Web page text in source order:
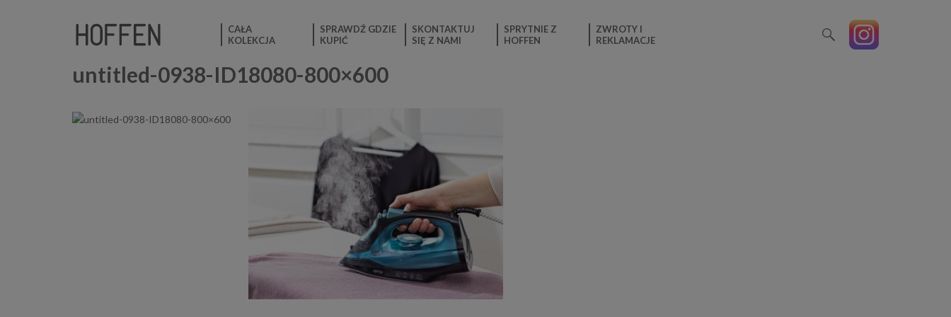
CAŁA
KOLEKCJA
SPRAWDŹ GDZIE
KUPIĆ
SKONTAKTUJ
SIĘ Z NAMI
SPRYTNIE Z
HOFFEN
ZWROTY I
REKLAMACJE
untitled-0938-ID18080-800×600